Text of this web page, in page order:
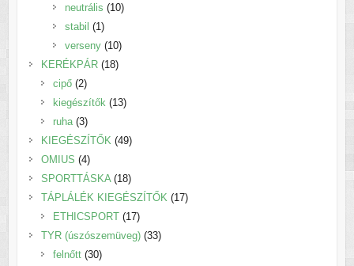
termék
neutrális 1010
stabil 11
termék
verseny 1010
termék
KERÉKPÁR 1818
cipő 22
termék
kiegészítők 1313
ruha 33
termék
KIEGÉSZÍTŐK 4949
OMIUS 44
termék
SPORTTÁSKA 1818
termék
TÁPLÁLÉK KIEGÉSZÍTŐK 1717
ETHICSPORT 1717
termék
TYR (úszószemüveg) 3333
felnőtt 3030